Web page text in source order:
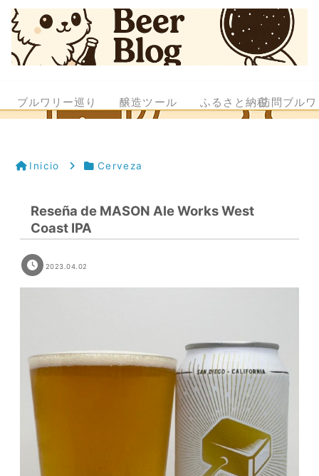
ブルワリー巡り 醸造ツール ふるさと納税訪問ブル
Inicio Cerveza
Reseña de MASON Ale Works West
Coast IPA
2023.04.02